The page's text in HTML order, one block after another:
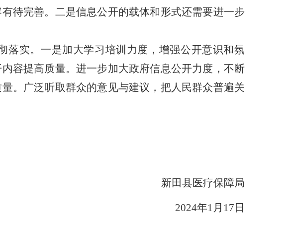
待完善。二是信息公开的载体和形式还需要进一步
落实。一是加大学习培训力度，增强公开意识和氛
容提高质量。进一步加大政府信息公开力度，不断
。广泛听取群众的意见与建议，把人民群众普遍关
新田县医疗保障局
2024年1月 17 日